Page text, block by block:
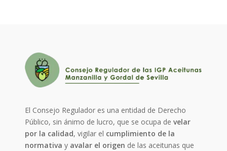
El Consejo Regulador es una entidad de Derecho
Público, sin ánimo de lucro, que se ocupa develar
por la calidad, vigilar el cumplimiento de la
normativa y avalar el origen de las aceitunas que